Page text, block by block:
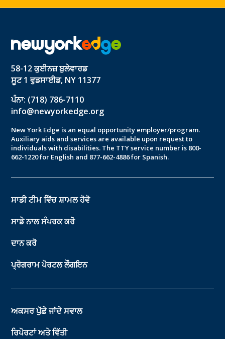
58-12 ਕੁਈਨਜ਼ ਬੁਲੇਵਾਰਡ
ਸੂਟ 1 ਵੁਡਸਾਈਡ, NY 11377
ਪੰਨਾ: (718) 786-7110
info@newyorkedge.org
New York Edge is an equal opportunity employer/program.
Auxiliary aids and services are available upon request to
individuals with disabilities. The TTY service number is 800-
662-1220 for English and 877-662-4886 for Spanish.
ਸਾਡੀ ਟੀਮ ਵਿੱਚ ਸ਼ਾਮਲ ਹੋਵੋ
ਸਾਡੇ ਨਾਲ ਸੰਪਰਕ ਕਰੋ
ਦਾਨ ਕਰੋ
ਪ੍ਰੋਗਰਾਮ ਪੋਰਟਲ ਲੌਗਇਨ
ਅਕਸਰ ਪੁੱਛੇ ਜਾਂਦੇ ਸਵਾਲ
ਰਿਪੋਰਟਾਂ ਅਤੇ ਵਿੱਤੀ